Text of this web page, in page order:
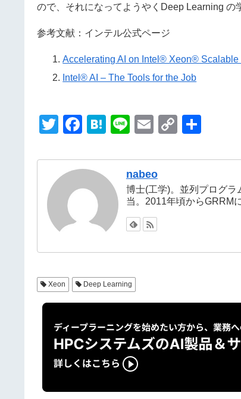
ので、それになってようやくDeep Learning の
参考文献：インテル公式ページ
Accelerating AI on Intel® Xeon® Scalable
Intel® AI – The Tools for the Job
T
tt
er
F
c
o
k
H
e
n
Li
e
E
ail
C
p
y
Li
nabeo
博士(工学)。並列プログラ
当。2011年頃からGRRM
Xeon Deep Learning